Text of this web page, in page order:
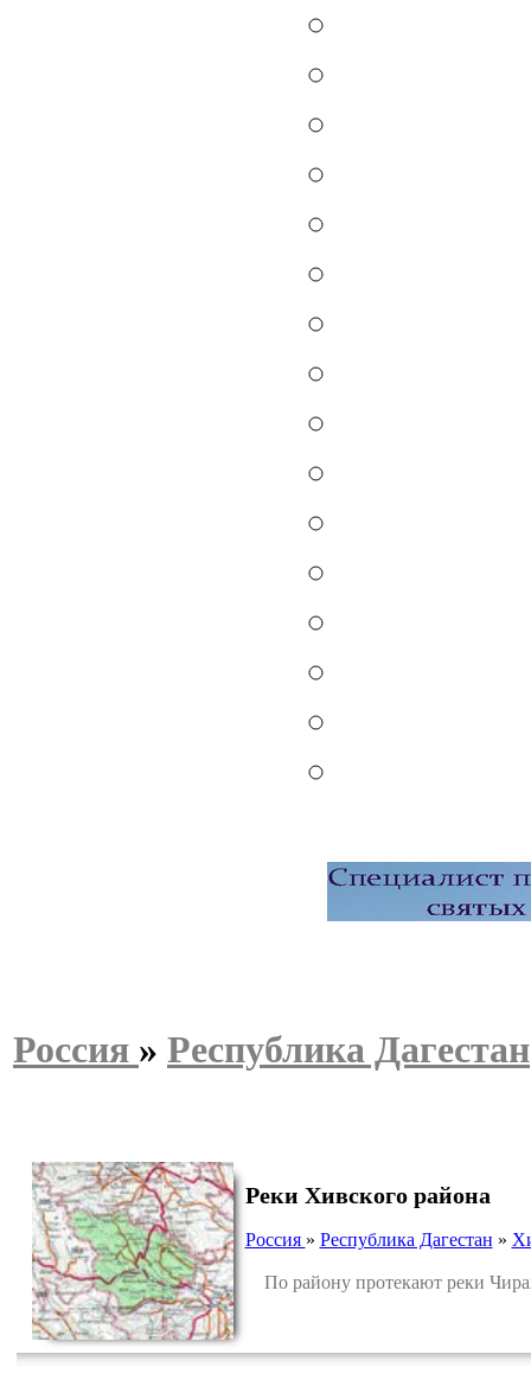
Россия » Республика Дагестан
Реки Хивского района
Россия » Республика Дагестан »
По району протекают реки